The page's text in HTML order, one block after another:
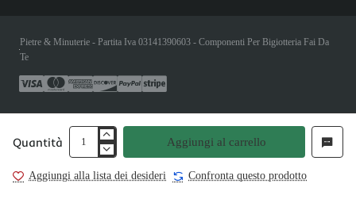
Quantità Aggiungi al carrello
Aggiungi alla lista dei desideri Confronta questo prodotto
Pietre & Minuterie - Partita Iva 03141390603 - Componenti Per Bigiotteria Fai Da
Te